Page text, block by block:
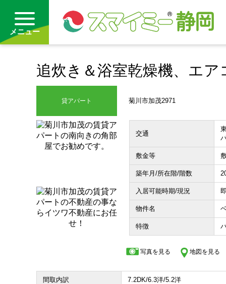
メニュー
お気に入り
沿線から探す(借りる)
通勤・通学時間から探す(借りる)
通勤・通学時間から探す(買う)
追炊き＆浴室乾燥機、エ
貸アパート 菊川市加茂2971
交通
敷金等
築年月/所在階/階数
入居可能時期/現況
物件名
特徴
写真を見る 地図を見る
間取内訳 7.2DK/6.3洋/5.2洋